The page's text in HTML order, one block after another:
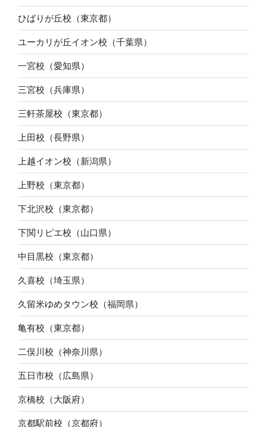
ひばりが丘校（東京都）
ユーカリが丘イオン校（千葉県）
一宮校（愛知県）
三宮校（兵庫県）
三軒茶屋校（東京都）
上田校（長野県）
上越イオン校（新潟県）
上野校（東京都）
下北沢校（東京都）
下関リピエ校（山口県）
中目黒校（東京都）
久喜校（埼玉県）
久留米ゆめタウン校（福岡県）
亀有校（東京都）
二俣川校（神奈川県）
五日市校（広島県）
京橋校（大阪府）
京都駅前校（京都府）